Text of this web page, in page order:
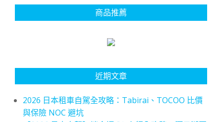
商品推薦
近期文章
2026 日本租車自駕全攻略：Tabirai、TOCOO 比價
與保險 NOC 避坑